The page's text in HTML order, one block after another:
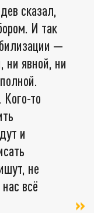
сказал,
И так
—
ни явной, ни
то
и
не
всё